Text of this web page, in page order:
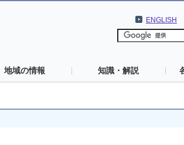
ENGLISH
地域の情報 知識・解説